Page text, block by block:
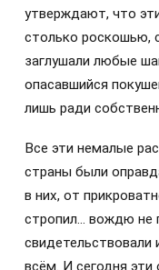
утверждают, что
столько роскошью,
заглушали любые
опасавшийся
лишь ради
Все эти немалые
страны были
в них, от
стропил… вождю не
свидетельствовали